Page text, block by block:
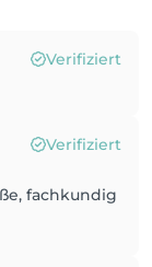
Verifiziert
Verifiziert
fachkundig